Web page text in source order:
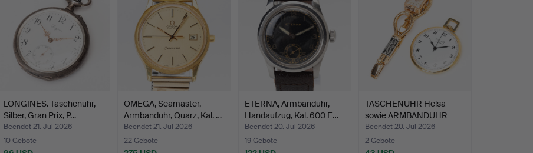
LONGINES. Taschenuhr,
Silber, Gran Prix, P…
Beendet 21. Jul 2026
10 Gebote
OMEGA, Seamaster,
Armbanduhr, Quarz, Kal. …
Beendet 21. Jul 2026
22 Gebote
ETERNA, Armbanduhr,
Handaufzug, Kal. 600 E…
Beendet 20. Jul 2026
19 Gebote
TASCHENUHR Helsa
sowie ARMBANDUHR
Girard P…
Beendet 20. Jul 2026
2 Gebote